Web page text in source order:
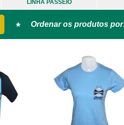
LINHA PASSEIO
Ordenar os produtos